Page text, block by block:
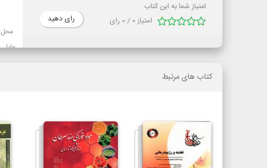
امتیاز شما به این کتاب
امتیاز0
/
0 رای رای دهید
کتاب های مرتبط